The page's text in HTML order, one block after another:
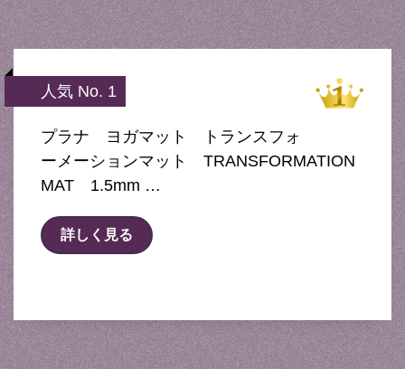
人気 No. 1
プラナ ヨガマット トランスフォ
ーメーションマット TRANSFORMATION
MAT 1.5mm …
詳しく見る